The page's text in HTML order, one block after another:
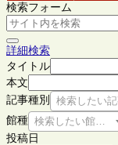
検索フォーム
詳細検索
タイトル
本文
記事種別
検索したい
館種 検索したい館種を
投稿日